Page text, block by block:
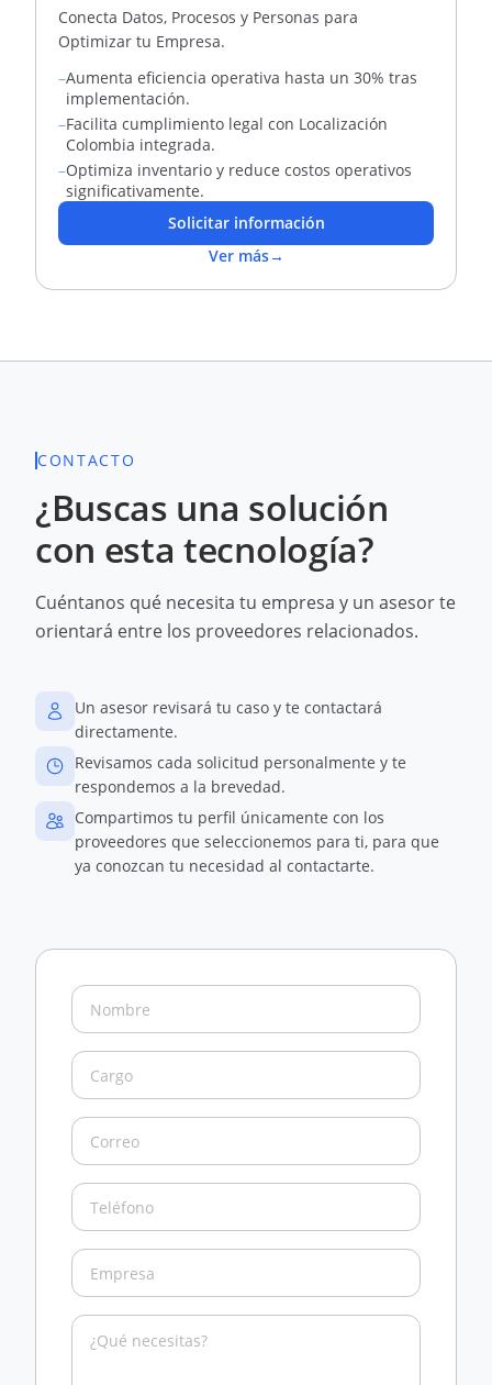
Conecta Datos, Procesos y Personas para
Optimizar tu Empresa.
–Aumenta eficiencia operativa hasta un 30% tras
implementación.
–Facilita cumplimiento legal con Localización
Colombia integrada.
–Optimiza inventario y reduce costos operativos
significativamente.
Solicitar información
Ver más→
CONTACTO
¿Buscas una solución
con esta tecnología?
Cuéntanos qué necesita tu empresa y un asesor te
orientará entre los proveedores relacionados.
Un asesor revisará tu caso y te contactará
directamente.
Revisamos cada solicitud personalmente y te
respondemos a la brevedad.
Compartimos tu perfil únicamente con los
proveedores que seleccionemos para ti, para que
ya conozcan tu necesidad al contactarte.